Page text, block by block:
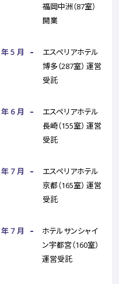
福岡中洲（87室）
開業
5月
エスペリアホテル
博多（287室） 運営
受託
6月
エスペリアホテル
長崎（155室） 運営
受託
7月
エスペリアホテル
京都（165室） 運営
受託
7月
ホテルサンシャイ
ン宇都宮（160室）
運営受託